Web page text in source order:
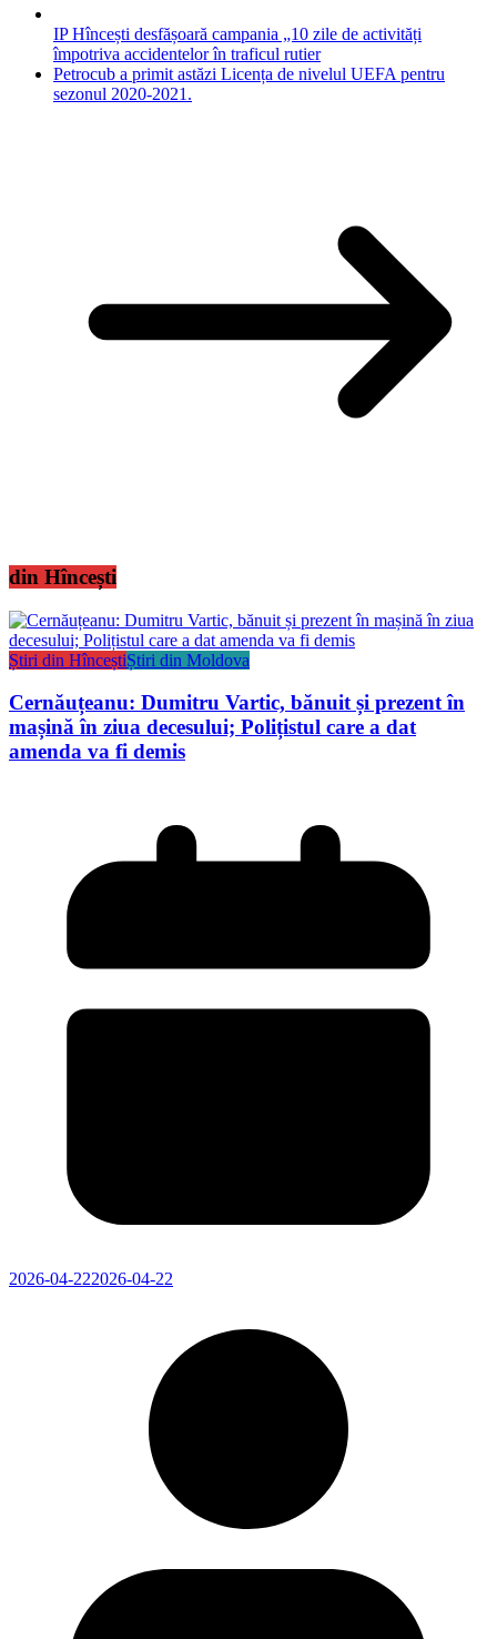
IP Hîncești desfășoară campania „10 zile de activități
împotriva accidentelor în traficul rutier
Petrocub a primit astăzi Licența de nivelul UEFA pentru
sezonul 2020-2021.
din Hîncești
Știri din HînceștiȘtiri din Moldova
Cernăuțeanu: Dumitru Vartic, bănuit și prezent în
mașină în ziua decesului; Polițistul care a dat
amenda va fi demis
2026-04-222026-04-22